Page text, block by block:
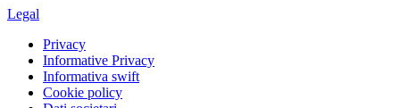
Legal
Privacy
Informative Privacy
Informativa swift
Cookie policy